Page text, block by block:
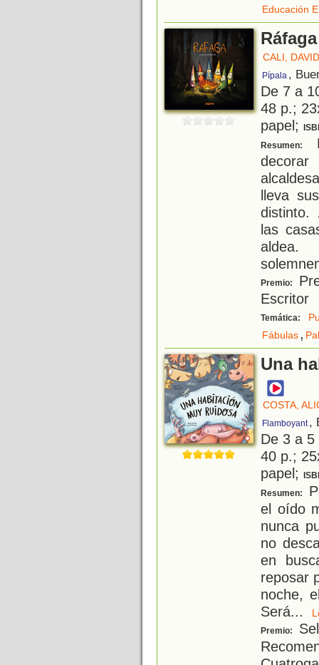
Educación
Ráfaga
CALI,
Pípala ,
De 7 a
48 p.;
papel;
Resumen:
lleva
distinto.
las
Premio:
Escritor
Temática:
Fábulas,
Una
COSTA,
Flamboyant ,
De 3 a
40 p.;
papel;
Resumen:
el oído
nunca
no
en
reposar
noche,
Será...
Premio: